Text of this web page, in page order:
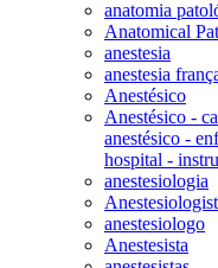
anatomia
Anatomical
anestesia
anestesia
Anestésico
Anestésico -
anestésico -
hospital -
anestesiologia
anestesiologo
Anestesista